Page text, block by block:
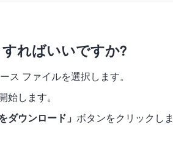
ればいいですか?
ス ファイルを選択します。
始します。
ダウンロード」 ボタンをクリックしま